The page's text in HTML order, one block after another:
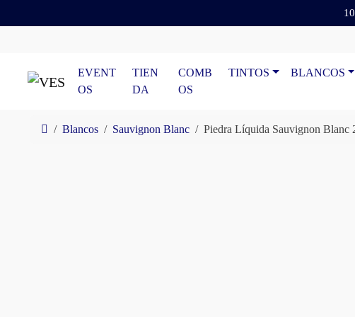
EVENT
OS
TIEN
DA
COMB
OS
TINTOS BLANCOS
Home
Blancos Sauvignon Blanc Piedra Líquida Sauvignon Blanc